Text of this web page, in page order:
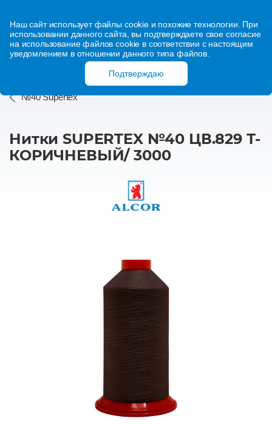
Наш сайт использует файлы cookie и похожие технологии. При
использовании данного сайта, вы подтверждаете свое согласие
на использование файлов cookie в соответствии с настоящим
уведомлением в отношении данного типа файлов.
Подтверждаю
№40 Supertex
Нитки SUPERTEX №40 ЦВ.829 Т-
КОРИЧНЕВЫЙ/ 3000